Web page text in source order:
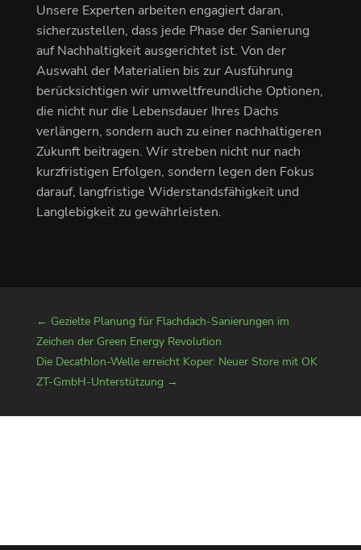
Unsere Experten arbeiten engagiert daran,
sicherzustellen, dass jede Phase der Sanierung
auf Nachhaltigkeit ausgerichtet ist. Von der
Auswahl der Materialien bis zur Ausführung
berücksichtigen wir umweltfreundliche Optionen,
die nicht nur die Lebensdauer Ihres Dachs
verlängern, sondern auch zu einer nachhaltigeren
Zukunft beitragen. Wir streben nicht nur nach
kurzfristigen Erfolgen, sondern legen den Fokus
darauf, langfristige Widerstandsfähigkeit und
Langlebigkeit zu gewährleisten.
← Gezielte Planung für Flachdach-Sanierungen im
Zeichen der Green Energy Revolution
Die Decathlon-Welle erreicht Koper: Neuer Store mit OK
ZT-GmbH-Unterstützung →